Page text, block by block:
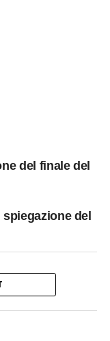
del finale del
del